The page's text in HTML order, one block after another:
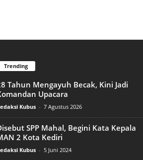
Trending
Tahun Mengayuh Becak, Kini Jadi
Upacara
Kubus - 7 Agustus 2026
SPP Mahal, Begini Kata Kepala
2 Kota Kediri
Kubus - 5 Juni 2024